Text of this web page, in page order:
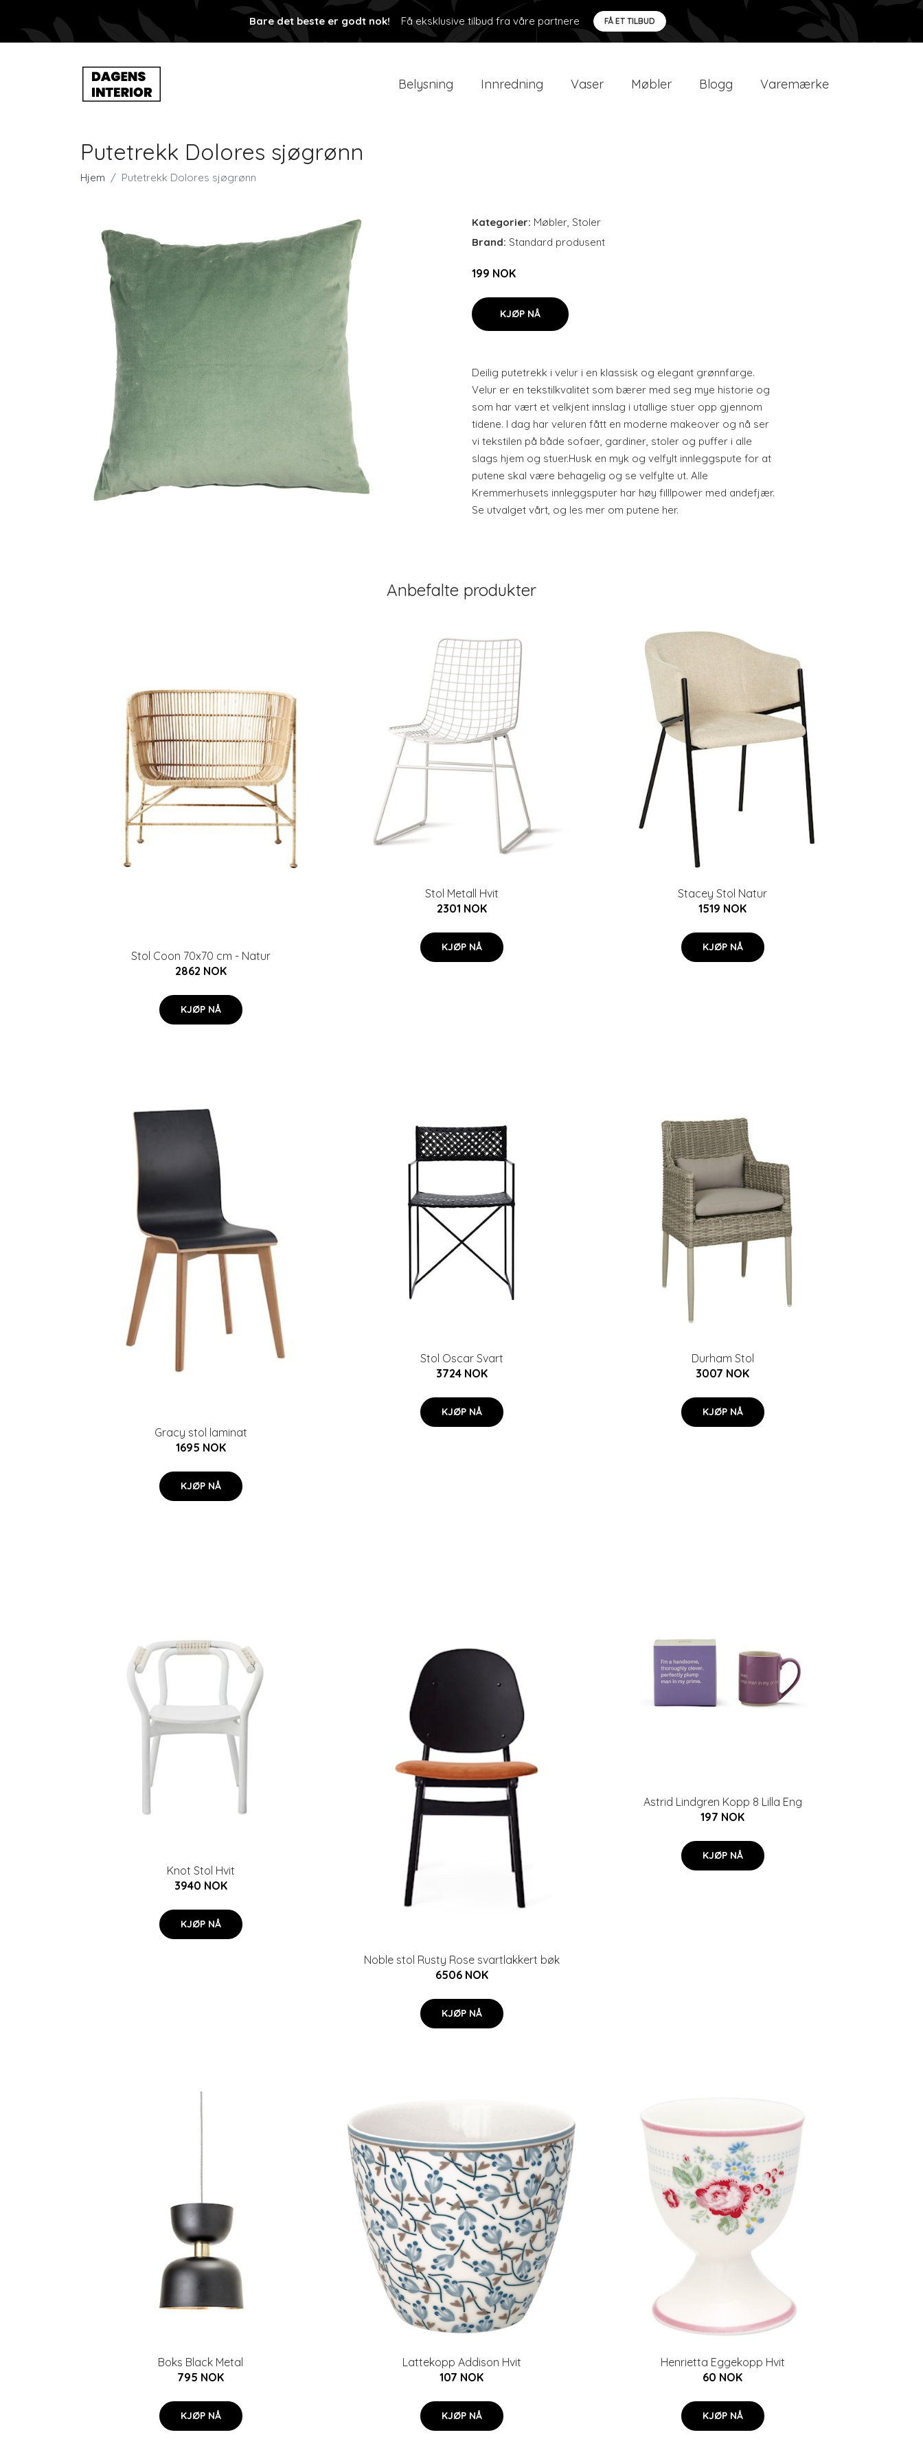
Bare det beste er godt nok! Få eksklusive tilbud fra våre partnere FÅ ET TILBUD
Belysning Innredning Vaser Møbler Blogg Varemærke
Putetrekk Dolores sjøgrønn
Hjem Putetrekk Dolores sjøgrønn
Kategorier: Møbler, Stoler
Brand: Standard produsent
199 NOK
KJØP NÅ
Deilig putetrekk i velur i en klassisk og elegant grønnfarge.
Velur er en tekstilkvalitet som bærer med seg mye historie og
som har vært et velkjent innslag i utallige stuer opp gjennom
tidene. I dag har veluren fått en moderne makeover og nå ser
vi tekstilen på både sofaer, gardiner, stoler og puffer i alle
slags hjem og stuer.Husk en myk og velfylt innleggspute for at
putene skal være behagelig og se velfylte ut. Alle
Kremmerhusets innleggsputer har høy filllpower med andefjær.
Se utvalget vårt, og les mer om putene her.
Anbefalte produkter
Stol Coon 70x70 cm - Natur
2862 NOK
KJØP NÅ
Stol Metall Hvit
2301 NOK
KJØP NÅ
Stacey Stol Natur
1519 NOK
KJØP NÅ
Gracy stol laminat
1695 NOK
KJØP NÅ
Stol Oscar Svart
3724 NOK
KJØP NÅ
Durham Stol
3007 NOK
KJØP NÅ
Knot Stol Hvit
3940 NOK
KJØP NÅ
Noble stol Rusty Rose svartlakkert bøk
6506 NOK
KJØP NÅ
Astrid Lindgren Kopp 8 Lilla Eng
197 NOK
KJØP NÅ
Boks Black Metal
795 NOK
KJØP NÅ
Lattekopp Addison Hvit
107 NOK
KJØP NÅ
Henrietta Eggekopp Hvit
60 NOK
KJØP NÅ